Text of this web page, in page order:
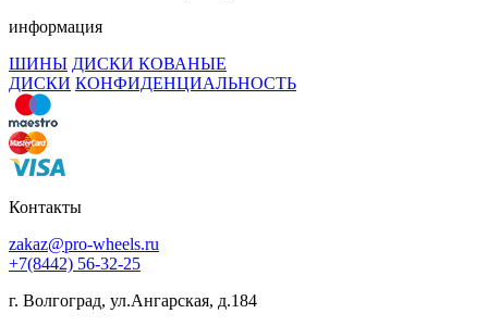
информация
ШИНЫ ДИСКИ КОВАНЫЕ
ДИСКИ КОНФИДЕНЦИАЛЬНОСТЬ
Контакты
zakaz@pro-wheels.ru
+7(8442) 56-32-25
г. Волгоград, ул.Ангарская, д.184